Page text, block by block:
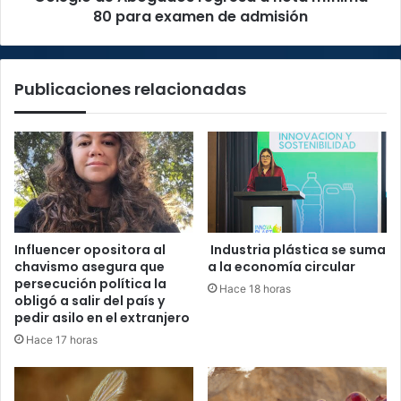
80 para examen de admisión
Publicaciones relacionadas
Influencer opositora al
chavismo asegura que
persecución política la
obligó a salir del país y
pedir asilo en el extranjero
Hace 17 horas
Industria plástica se suma
a la economía circular
Hace 18 horas